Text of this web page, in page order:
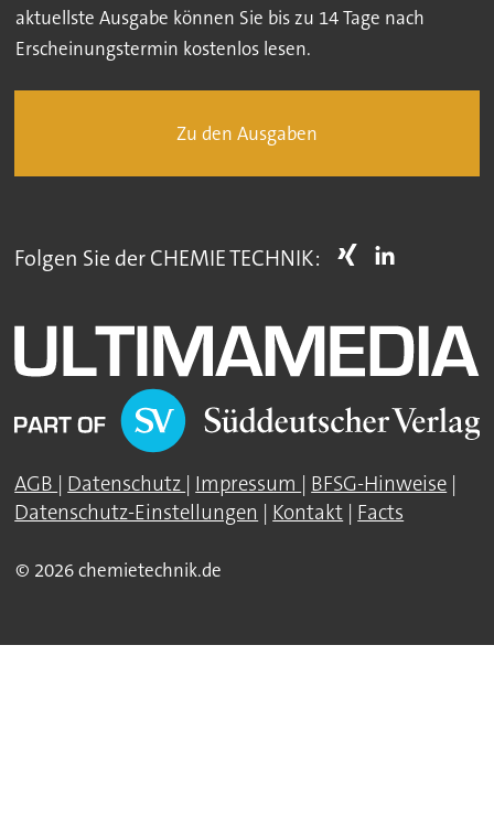
aktuellste Ausgabe können Sie bis zu 14 Tage nach
Erscheinungstermin kostenlos lesen.
Zu den Ausgaben
Folgen Sie der CHEMIE TECHNIK:
AGB Datenschutz Impressum BFSG-Hinweise
Datenschutz-Einstellungen
Kontakt Facts
© 2026 chemietechnik.de